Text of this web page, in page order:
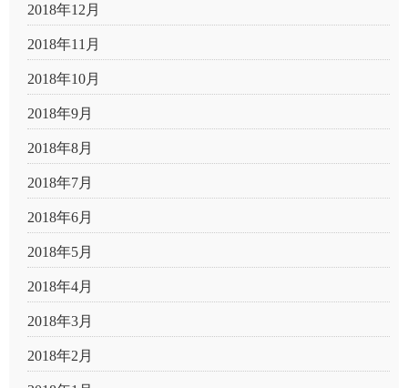
2018年12月
2018年11月
2018年10月
2018年9月
2018年8月
2018年7月
2018年6月
2018年5月
2018年4月
2018年3月
2018年2月